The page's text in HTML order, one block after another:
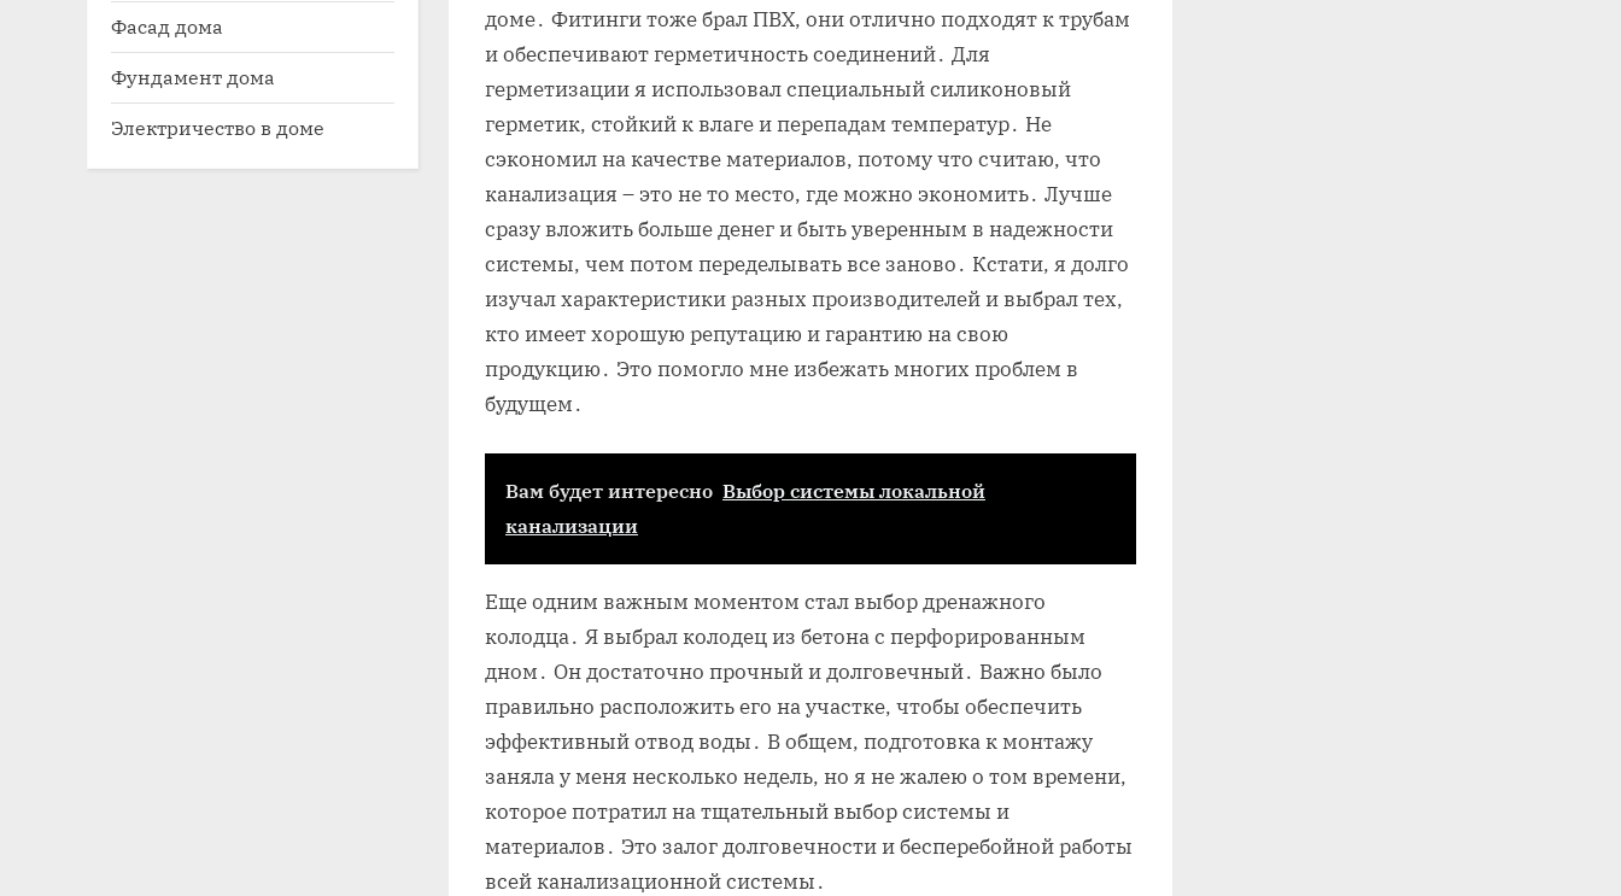
доме․ Фитинги тоже брал ПВХ‚ они отлично подходят к трубам
и обеспечивают герметичность соединений․ Для
герметизации я использовал специальный силиконовый
герметик‚ стойкий к влаге и перепадам температур․ Не
сэкономил на качестве материалов‚ потому что считаю‚ что
канализация – это не то место‚ где можно экономить․ Лучше
сразу вложить больше денег и быть уверенным в надежности
системы‚ чем потом переделывать все заново․ Кстати‚ я долго
изучал характеристики разных производителей и выбрал тех‚
кто имеет хорошую репутацию и гарантию на свою
продукцию․ Это помогло мне избежать многих проблем в
будущем․
Вам будет интересно Выбор системы локальной
канализации
Еще одним важным моментом стал выбор дренажного
колодца․ Я выбрал колодец из бетона с перфорированным
дном․ Он достаточно прочный и долговечный․ Важно было
правильно расположить его на участке‚ чтобы обеспечить
эффективный отвод воды․ В общем‚ подготовка к монтажу
заняла у меня несколько недель‚ но я не жалею о том времени‚
которое потратил на тщательный выбор системы и
материалов․ Это залог долговечности и бесперебойной работы
всей канализационной системы․
Фасад дома
Фундамент дома
Электричество в доме